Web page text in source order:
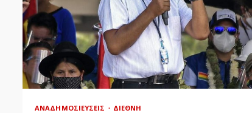
ΑΝΑΔΗΜΟΣΙΕΎΣΕΙΣ ΔΙΕΘΝΉ